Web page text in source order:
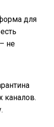
для
не
каналов.